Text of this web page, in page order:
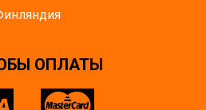
ОПЛАТЫ